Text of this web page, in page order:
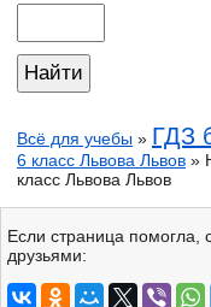
Всё для учебы » ГДЗ
6 класс Львова Львов »
класс Львова Львов
Если страница помогла,
друзьями: